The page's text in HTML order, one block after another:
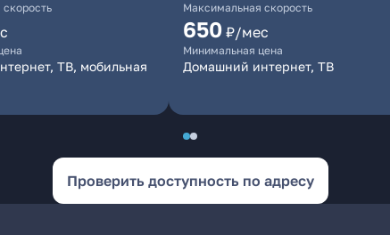
ТВ, мобильная
Максимальная скорость
650 ₽/мес
Минимальная цена
Домашний интернет, ТВ
Проверить доступность по адресу